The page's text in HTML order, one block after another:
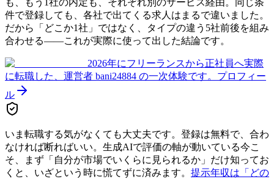
も、もう1社の内定も、それぞれ別のサービス経由。同じ条
件で登録しても、各社で出てくる求人はまるで違いました。
だから「どこか1社」ではなく、タイプの違う5社前後を組み
合わせる——これが実際に使って出した結論です。
2026年にフリーランスから正社員へ実際
に転職した、運営者 bani24884 の一次体験です。 プロフィー
ル
いま転職する気がなくても大丈夫です。登録は無料で、合わ
なければ断ればいい。生成AIで評価の軸が動いている今こ
そ、まず「自分が市場でいくらに見られるか」だけ知ってお
くと、いざという時に慌てずに済みます。 提示年収は「どの